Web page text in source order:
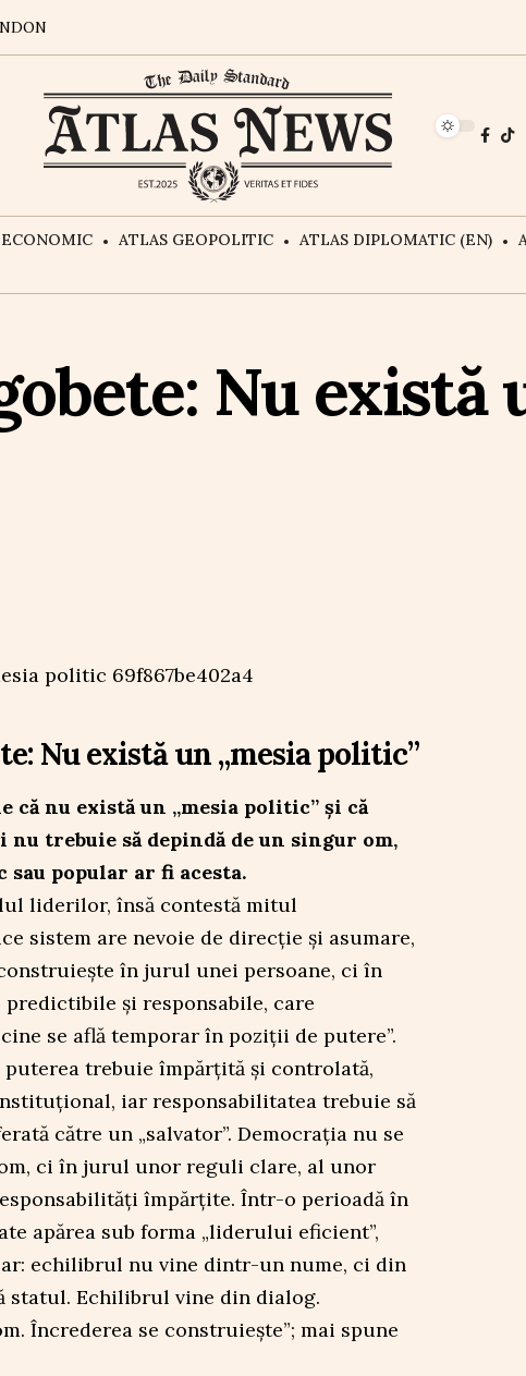
ATLAS GEOPOLITIC ATLAS DIPLOMATIC (EN)
Nu există
Nu există un „mesia politic”
că nu există un „mesia politic” și că
nu trebuie să depindă de un singur om,
popular ar fi acesta.
liderilor, însă contestă mitul
sistem are nevoie de direcție și asumare,
în jurul unei persoane, ci în
și responsabile, care
se află temporar în poziții de putere”.
trebuie împărțită și controlată,
iar responsabilitatea trebuie să
către un „salvator”. Democrația nu se
ci în jurul unor reguli clare, al unor
împărțite. Într-o perioadă în
apărea sub forma „liderului eficient”,
echilibrul nu vine dintr-un nume, ci din
statul. Echilibrul vine din dialog.
Încrederea se construiește”; mai spune